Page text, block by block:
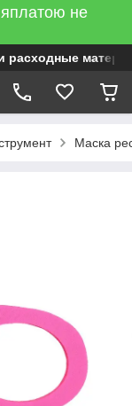
не
расходные
Маска